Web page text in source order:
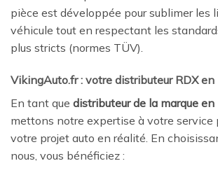
pièce est développée pour sublimer les
véhicule tout en respectant les
plus stricts (normes TÜV).
VikingAuto.fr : votre distributeur RDX en
En tant que distributeur de la marque en
mettons notre expertise à votre service
votre projet auto en réalité. En
nous, vous bénéficiez :